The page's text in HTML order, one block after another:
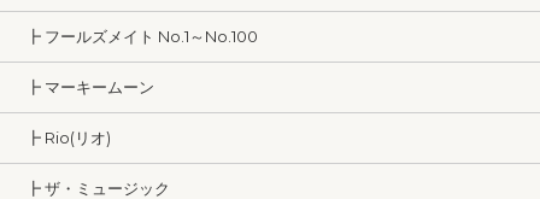
┣ フールズメイト No.1～No.100
┣ マーキームーン
┣ Rio(リオ)
┣ ザ・ミュージック